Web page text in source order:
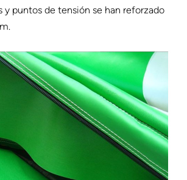
y puntos de tensión se han reforzado